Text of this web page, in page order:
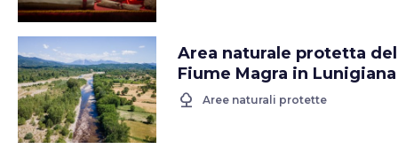
Area naturale protetta del
Fiume Magra in Lunigiana
nature Aree naturali protette